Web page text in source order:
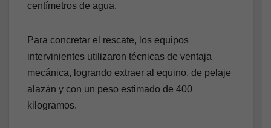
centímetros de agua.
Para concretar el rescate, los equipos
intervinientes utilizaron técnicas de ventaja
mecánica, logrando extraer al equino, de pelaje
alazán y con un peso estimado de 400
kilogramos.